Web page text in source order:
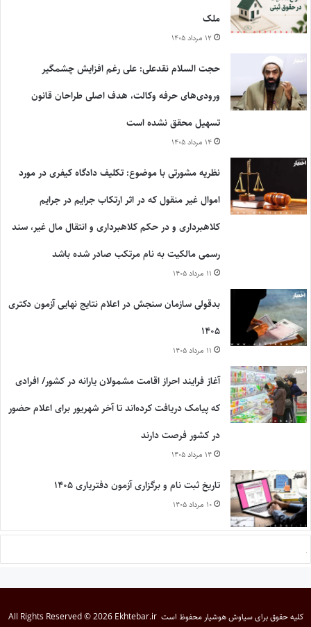
ملک
۱۲ مرداد ۱۴۰۵
حجت السلام نقدعلی: علی رغم افزایش چشمگیر
ورودی‌های حرفه وکالت، هدف اصلی طراحان قانون
تسهیل محقق نشده است
۱۴ مرداد ۱۴۰۵
نظریه مشورتی با موضوع: تکلیف دادگاه کیفری در مورد
اموال غیر منقول که در اثر ارتکاب جرایم در جرایم
کلاهبرداری و در حکم کلاهبرداری و انتقال مال غیر، سند
رسمی مالکیت به نام مرتکب صادر شده باشد
۱۱ مرداد ۱۴۰۵
بدقولی سازمان سنجش در اعلام نتایج نهایی آزمون دکتری
۱۴۰۵
۱۱ مرداد ۱۴۰۵
آغاز فرایند احراز اقامت مشمولان یارانه در کشور/ افرادی
که پیامک دریافت کرده‌اند تا آخر شهریور برای اعلام حضور
در کشور فرصت دارند
۱۴ مرداد ۱۴۰۵
تاریخ ثبت نام و برگزاری آزمون دفتریاری ۱۴۰۵
۱۰ مرداد ۱۴۰۵
کلیه حقوق برایسیاوش هوشیار محفوظ است All Rights Reserved © 2026 Ekhtebar.ir